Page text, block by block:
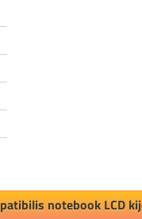
notebook LCD